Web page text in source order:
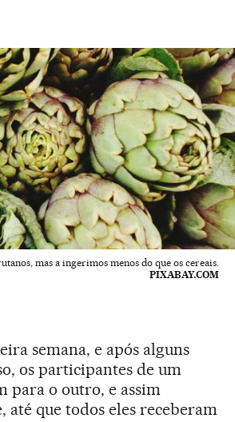
mas a ingerimos menos do que os cereais.
PIXABAY.COM
semana, e após alguns
os participantes de um
para o outro, e assim
até que todos eles receberam